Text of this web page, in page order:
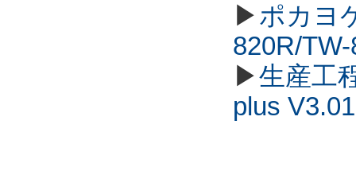
▶ポカヨ
820R/
▶生産工
plus V3.01